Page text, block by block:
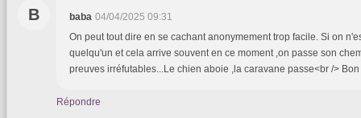
B baba 04/04/2025 09:31
On peut tout dire en se cachant anonymement trop facile. Si on
quelqu'un et cela arrive souvent en ce moment ,on passe son
preuves irréfutables...Le chien aboie ,la caravane passe<br />
Répondre